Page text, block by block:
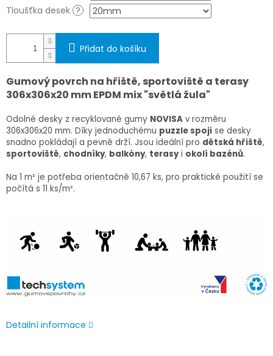
Tloušťka desek ?
Přidat do košíku
Gumový povrch na hřiště, sportoviště a terasy
306x306x20 mm EPDM mix "světlá žula"
Odolné desky z recyklované gumy NOVISA v rozměru
306x306x20 mm. Díky jednoduchému puzzle spoji se desky
snadno pokládají a pevně drží. Jsou ideální pro dětská hřiště,
sportoviště, chodníky, balkóny, terasyi okolí bazénů.
Na 1 m² je potřeba orientačně 10,67 ks, pro praktické použití se
počítá s 11 ks/m².
Detailní informace